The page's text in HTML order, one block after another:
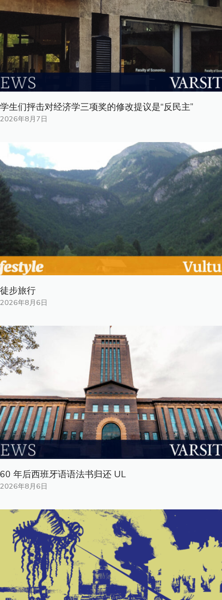
学生们抨击对经济学三项奖的修改提议是“反民主”
2026年8月7日
徒步旅行
2026年8月6日
60 年后西班牙语语法书归还 UL
2026年8月6日